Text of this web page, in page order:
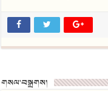
གསལ་བསྒྲགས།